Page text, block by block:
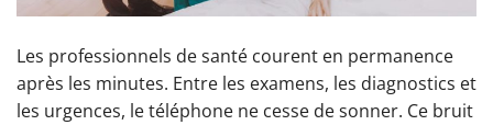
Les professionnels de santé courent en permanence
après les minutes. Entre les examens, les diagnostics et
les urgences, le téléphone ne cesse de sonner. Ce bruit